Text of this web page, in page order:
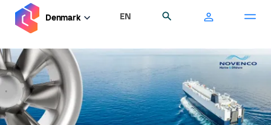
hovedindhold
Denmark EN